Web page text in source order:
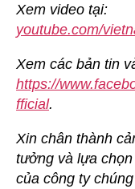
Xem video tại:
youtube.com/
Xem các bản tin
https://
fficial.
Xin chân thành
tưởng và lựa
của công ty